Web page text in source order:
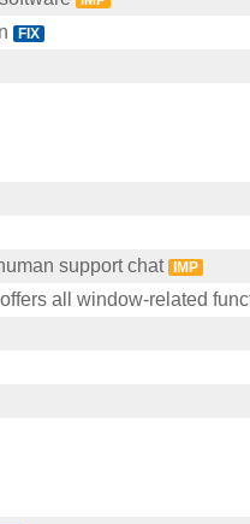
FIX
support chat IMP
all window-related